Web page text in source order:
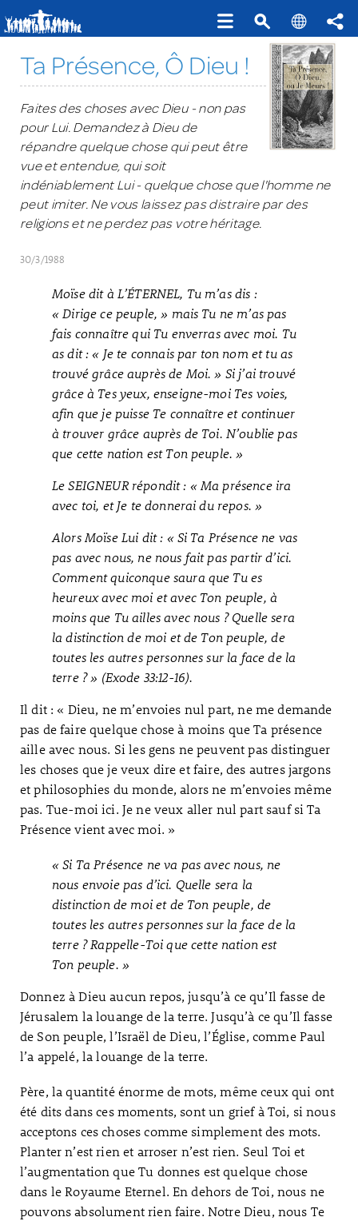
Ta Présence, Ô Dieu !
Faites des choses avec Dieu - non pas
pour Lui. Demandez à Dieu de
répandre quelque chose qui peut être
vue et entendue, qui soit
indéniablement Lui - quelque chose que l'homme ne
peut imiter. Ne vous laissez pas distraire par des
religions et ne perdez pas votre héritage.
30/3/1988
Moïse dit à L’ÉTERNEL, Tu m’as dis :
« Dirige ce peuple, » mais Tu ne m’as pas
fais connaître qui Tu enverras avec moi. Tu
as dit : « Je te connais par ton nom et tu as
trouvé grâce auprès de Moi. » Si j’ai trouvé
grâce à Tes yeux, enseigne-moi Tes voies,
afin que je puisse Te connaître et continuer
à trouver grâce auprès de Toi. N’oublie pas
que cette nation est Ton peuple. »
Le SEIGNEUR répondit : « Ma présence ira
avec toi, et Je te donnerai du repos. »
Alors Moïse Lui dit : « Si Ta Présence ne vas
pas avec nous, ne nous fait pas partir d’ici.
Comment quiconque saura que Tu es
heureux avec moi et avec Ton peuple, à
moins que Tu ailles avec nous ? Quelle sera
la distinction de moi et de Ton peuple, de
toutes les autres personnes sur la face de la
terre ? » (Exode 33:12-16).
Il dit : « Dieu, ne m’envoies nul part, ne me demande
pas de faire quelque chose à moins que Ta présence
aille avec nous. Si les gens ne peuvent pas distinguer
les choses que je veux dire et faire, des autres jargons
et philosophies du monde, alors ne m’envoies même
pas. Tue-moi ici. Je ne veux aller nul part sauf si Ta
Présence vient avec moi. »
« Si Ta Présence ne va pas avec nous, ne
nous envoie pas d’ici. Quelle sera la
distinction de moi et de Ton peuple, de
toutes les autres personnes sur la face de la
terre ? Rappelle-Toi que cette nation est
Ton peuple. »
Donnez à Dieu aucun repos, jusqu’à ce qu’Il fasse de
Jérusalem la louange de la terre. Jusqu’à ce qu’Il fasse
de Son peuple, l’Israël de Dieu, l’Église, comme Paul
l’a appelé, la louange de la terre.
Père, la quantité énorme de mots, même ceux qui ont
été dits dans ces moments, sont un grief à Toi, si nous
acceptons ces choses comme simplement des mots.
Planter n’est rien et arroser n’est rien. Seul Toi et
l’augmentation que Tu donnes est quelque chose
dans le Royaume Eternel. En dehors de Toi, nous ne
pouvons absolument rien faire. Notre Dieu, nous Te